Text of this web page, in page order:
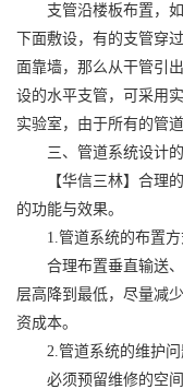
支管沿楼板布置，如
下面敷设，有的支管穿
面靠墙，那么从干管引
设的水平支管，可采用
实验室，由于所有的管
三、管道系统设计的
【华信三林】合理的
的功能与效果。
1.管道系统的布置方
合理布置垂直输送、
层高降到最低，尽量减
资成本。
2.管道系统的维护问
必须预留维修的空间